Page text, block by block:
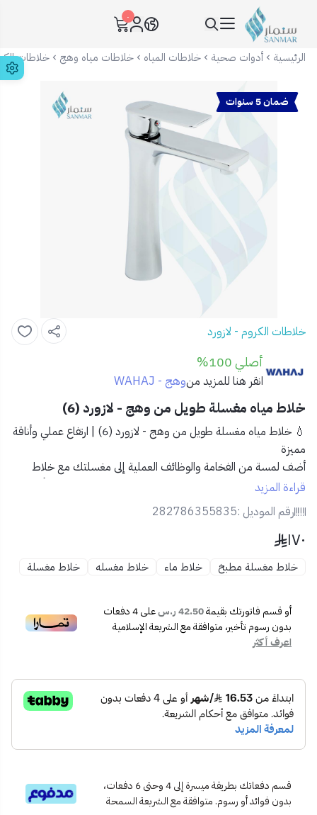
سنمار Sanmar
٠
الرئيسية أدوات صحية خلاطات المياه خلاطات مياه وهج خلاطات
ضمان 5 سنوات
خلاطات الكروم - لازورد
أصلي 100%
انقر هنا للمزيد منوهج - WAHAJ
خلاط مياه مغسلة طويل من وهج - لازورد (6)
💧 خلاط مياه مغسلة طويل من وهج - لازورد (6) | ارتفاع عملي وأناقة
مميزة
أضف لمسة من الفخامة والوظائف العملية إلى مغسلتك مع خلاط
خاصةً مع الأحواض العميقة أو المغاسل الرخامية المرتفعة.
✅ المميزات:
المرتفعة.
لمعانه بمرور الوقت.
🧼سهولة في التنظيف والصيانة: سطح ناعم يقلل من ترسبات
الماء.
💧مقبض عملي بتحكم سلس: لضبط درجة حرارة وضغط
الماء بدقة.
📦 محتويات المنتج:
خلاط مغسلة طويل لازورد (6)
جميع مستلزمات التركيب
🏠 الاستخدام المثالي:
مثالي للمغاسل الرخامية أو الأحواض العميقة في دورات المياه الراقية أو
قراءة المزيد
رقم الموديل :282786355835
١٧٠
خلاط مغسلة مطبخ خلاط ماء خلاط مغسله خلاط مغسلة
أو قسم فاتورتك بقيمة42.50 ر.س على4دفعات
بدون رسوم تأخير، متوافقة مع الشريعة الإسلامية
اعرف أكثر
قسم دفعاتك بطريقة ميسرة إلى 4 وحتى 6 دفعات،
بدون فوائد أو رسوم. متوافقة مع الشريعة السمحة